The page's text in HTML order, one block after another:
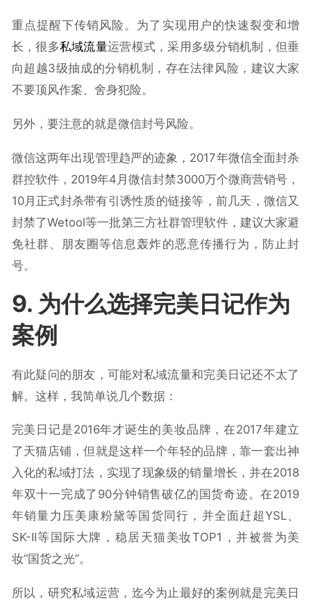
重点提醒下传销风险。为了实现用户的快速裂变和增
长，很多私域流量运营模式，采用多级分销机制，但垂
向超越3级抽成的分销机制，存在法律风险，建议大家
不要顶风作案、舍身犯险。
另外，要注意的就是微信封号风险。
微信这两年出现管理趋严的迹象，2017年微信全面封杀
群控软件，2019年4月微信封禁3000万个微商营销号，
10月正式封杀带有引诱性质的链接等，前几天，微信又
封禁了Wetool等一批第三方社群管理软件，建议大家避
免社群、朋友圈等信息轰炸的恶意传播行为，防止封
号。
9. 为什么选择完美日记作为
案例
有此疑问的朋友，可能对私域流量和完美日记还不太了
解。这样，我简单说几个数据：
完美日记是2016年才诞生的美妆品牌，在2017年建立
了天猫店铺，但就是这样一个年轻的品牌，靠一套出神
入化的私域打法，实现了现象级的销量增长，并在2018
年双十一完成了90分钟销售破亿的国货奇迹。在2019
年销量力压美康粉黛等国货同行，并全面赶超YSL、
SK-II等国际大牌，稳居天猫美妆TOP1，并被誉为美
妆“国货之光”。
所以，研究私域运营，迄今为止最好的案例就是完美日